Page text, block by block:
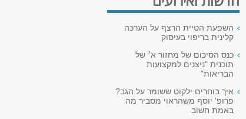
השפעת הטיית הרצף על הערכה
קלינית בריפוי בעיסוק
כנס הסיכום של מחזור א׳ של
תוכנית "ניצנים למקצועות
הבריאות"
איך בוחרים ילקוט ששומר על הגב?
פרופ' יוסף משהראוי מסביר מה
באמת חשוב